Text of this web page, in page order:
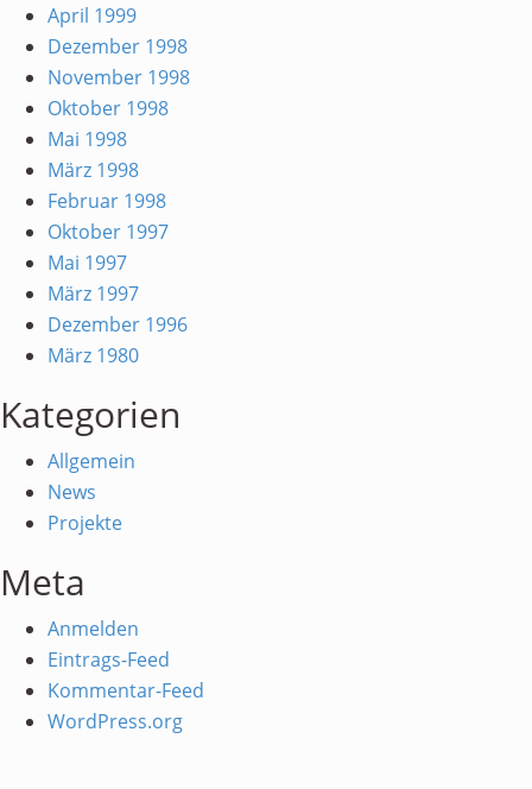
April 1999
Dezember 1998
November 1998
Oktober 1998
Mai 1998
März 1998
Februar 1998
Oktober 1997
Mai 1997
März 1997
Dezember 1996
März 1980
Kategorien
Allgemein
News
Projekte
Meta
Anmelden
Eintrags-Feed
Kommentar-Feed
WordPress.org